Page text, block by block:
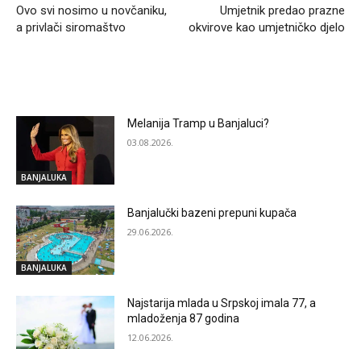
Ovo svi nosimo u novčaniku,
a privlači siromaštvo
Umjetnik predao prazne
okvirove kao umjetničko djelo
BANJALUKA
Melanija Tramp u Banjaluci?
03.08.2026.
BANJALUKA
Banjalučki bazeni prepuni kupača
29.06.2026.
Najstarija mlada u Srpskoj imala 77, a
mladoženja 87 godina
12.06.2026.